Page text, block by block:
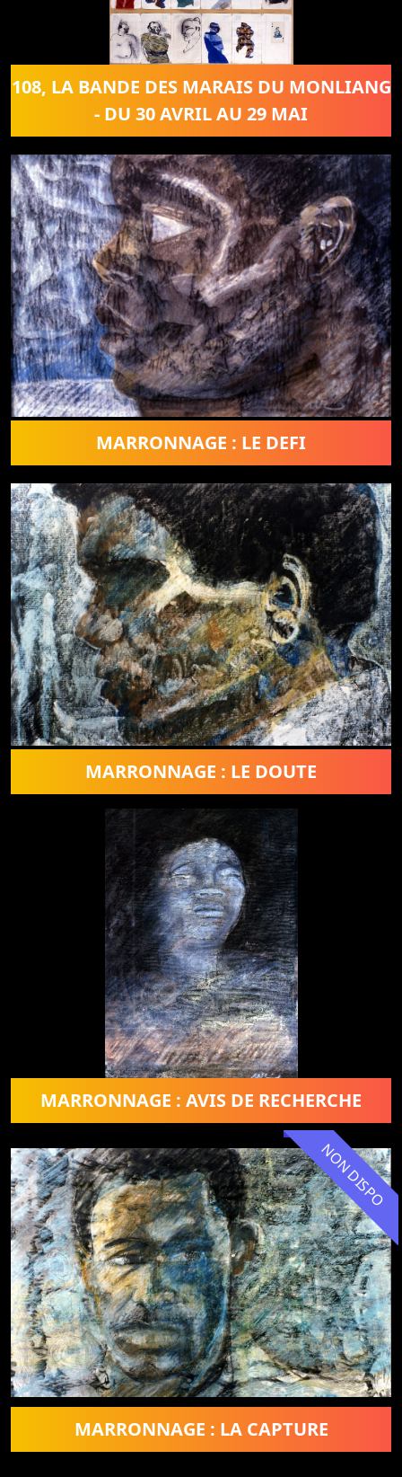
108, LA BANDE DES MARAIS DU MONLIANG
- DU 30 AVRIL AU 29 MAI
MARRONNAGE : LE DEFI
MARRONNAGE : LE DOUTE
MARRONNAGE : AVIS DE RECHERCHE
MARRONNAGE : LA CAPTURE
NON DISPO